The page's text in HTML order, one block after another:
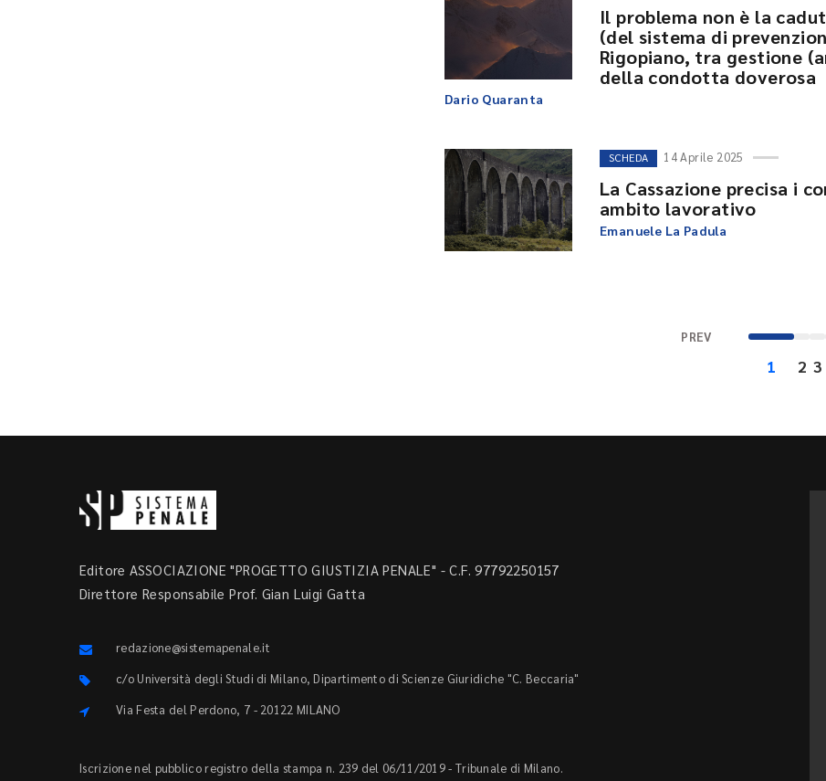
Il problema non è la
(del sistema di
Rigopiano, tra gestione
della condotta doverosa
Dario Quaranta
SCHEDA 14 Aprile 2025
La Cassazione precisa i
ambito lavorativo
Emanuele La Padula
PREV
1 2 3
Editore ASSOCIAZIONE "PROGETTO GIUSTIZIA PENALE" - C.F. 97792250157
Direttore Responsabile Prof. Gian Luigi Gatta
redazione@sistemapenale.it
c/o Università degli Studi di Milano, Dipartimento di Scienze Giuridiche "C. Beccaria"
Via Festa del Perdono, 7 - 20122 MILANO
Iscrizione nel pubblico registro della stampa n. 239 del 06/11/2019 - Tribunale di Milano.